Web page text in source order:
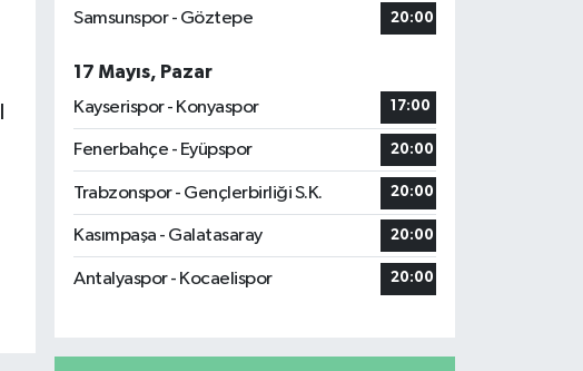
Samsunspor - Göztepe 20:00
17 Mayıs, Pazar
Kayserispor - Konyaspor
17:00
Fenerbahçe - Eyüpspor 20:00
Trabzonspor - Gençlerbirliği S.K. 20:00
Kasımpaşa - Galatasaray 20:00
Antalyaspor - Kocaelispor 20:00